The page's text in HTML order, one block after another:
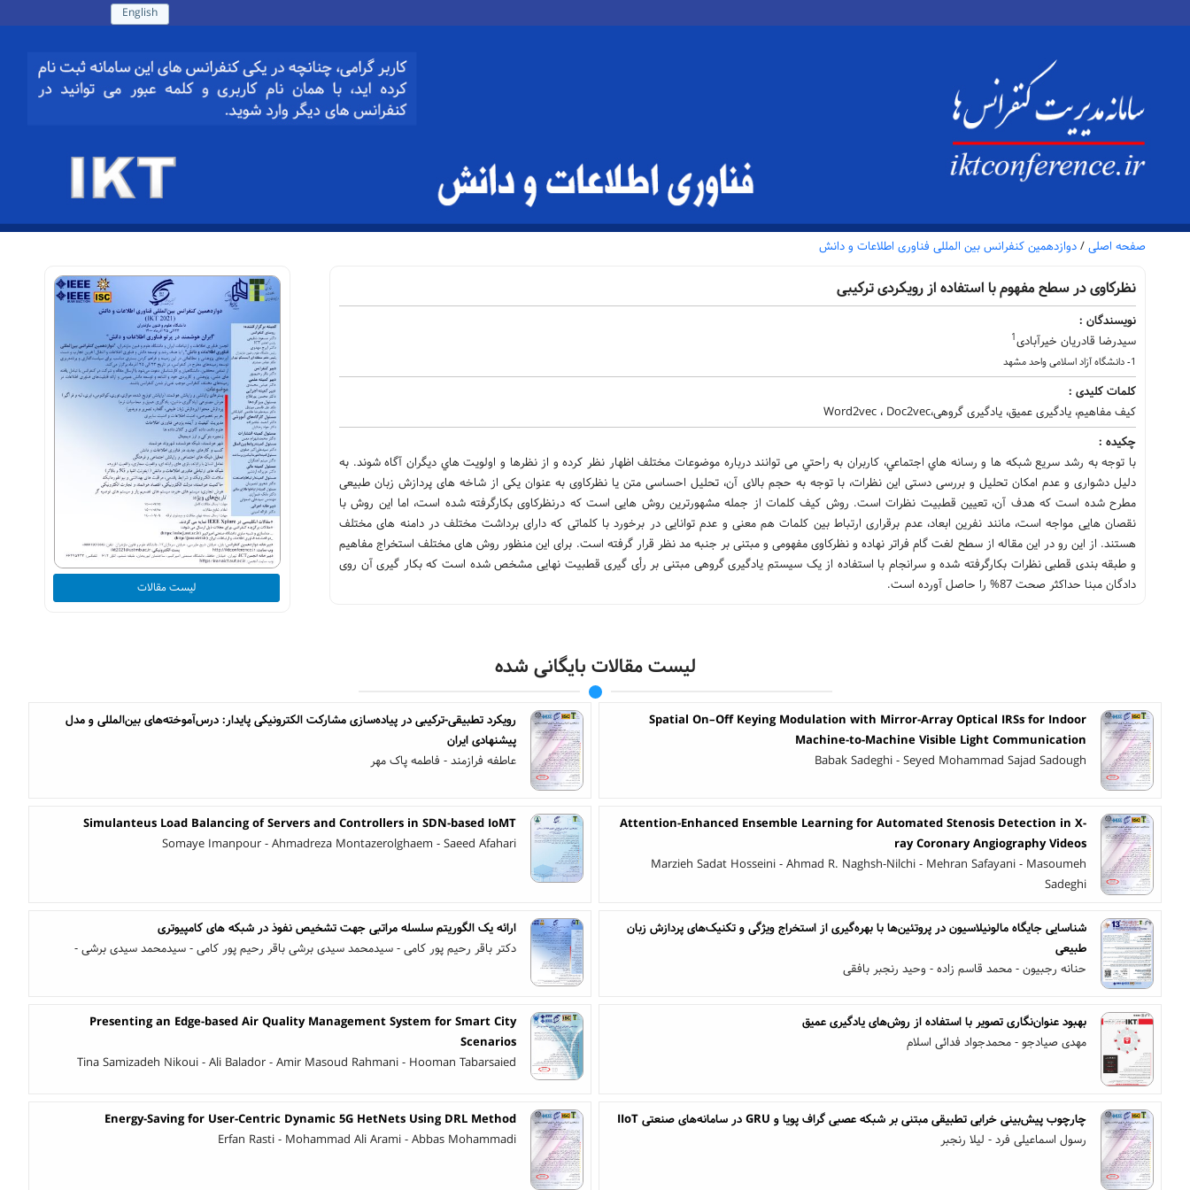
English
صفحه اصلی / دوازدهمین کنفرانس بین المللی فناوری اطلاعات و دانش
نظرکاوی در سطح مفهوم با استفاده از رویکردی ترکیبی
نویسندگان :
سیدرضا قادریان خیرآبادی1
1- دانشگاه آزاد اسلامی واحد مشهد
کلمات کلیدی :
کیف مفاهیم، یادگیری عمیق، یادگیری گروهی،Word2vec ، Doc2vec
چکیده :
با توجه به رشد سريع شبكه ها و رسانه هاي اجتماعي، كاربران به راحتي می توانند درباره موضوعات مختلف اظهار نظر کرده و از نظرها و اولويت هاي دیگران آگاه شوند. به
دلیل دشواری و عدم امکان تحلیل و بررسی دستی این نظرات، با توجه به حجم بالای آن، تحلیل احساسی متن یا نظرکاوی به عنوان یکی از شاخه های پردازش زبان طبیعی
مطرح شده است که هدف آن، تعيين قطبيت نظرات است. روش کیف کلمات از جمله مشهورترین روش هایی است که درنظرکاوی بکارگرفته شده است، اما این روش با
نقصان هایی مواجه است، مانند نفرین ابعاد، عدم برقراری ارتباط بین کلمات هم معنی و عدم توانایی در برخورد با کلماتی که دارای برداشت مختلف در دامنه های مختلف
هستند. از این رو در این مقاله از سطح لغت گام فراتر نهاده و نظرکاوی مفهومی و مبتنی بر جنبه مد نظر قرار گرفته است. برای این منظور روش های مختلف استخراج مفاهیم
و طبقه بندی قطبی نظرات بکارگرفته شده و سرانجام با استفاده از یک سیستم یادگیری گروهی مبتنی بر رأی گیری قطبیت نهایی مشخص شده است که بکار گیری آن روی
دادگان مبنا حداکثر صحت 87% را حاصل آورده است.
لیست مقالات
لیست مقالات بایگانی شده
Spatial On–Off Keying Modulation with Mirror-Array Optical IRSs for Indoor
Machine-to-Machine Visible Light Communication
Babak Sadeghi - Seyed Mohammad Sajad Sadough
رویکرد تطبیقی-ترکیبی در پیاده‌سازی مشارکت الکترونیکی پایدار: درس‌آموخته‌های بین‌المللی و مدل
پیشنهادی ایران
عاطفه فرازمند - فاطمه پاک مهر
Attention-Enhanced Ensemble Learning for Automated Stenosis Detection in X-
ray Coronary Angiography Videos
Marzieh Sadat Hosseini - Ahmad R. Naghsh-Nilchi - Mehran Safayani - Masoumeh
Sadeghi
Simulanteus Load Balancing of Servers and Controllers in SDN-based IoMT
Somaye Imanpour - Ahmadreza Montazerolghaem - Saeed Afahari
شناسایی جایگاه مالونیلاسیون در پروتئین‌ها با بهره‌گیری از استخراج ویژگی و تکنیک‌های پردازش زبان
طبیعی
حنانه رجبیون - محمد قاسم زاده - وحید رنجبر بافقی
ارائه یک الگوریتم سلسله مراتبی جهت تشخیص نفوذ در شبکه های کامپیوتری
دکتر باقر رحیم پور کامی - سیدمحمد سیدی برشی باقر رحیم پور کامی - سیدمحمد سیدی برشی -
بهبود عنوان‌نگاری تصویر با استفاده از روش‌های یادگیری عمیق
مهدی صیادجو - محمدجواد فدائی اسلام
Presenting an Edge-based Air Quality Management System for Smart City
Scenarios
Tina Samizadeh Nikoui - Ali Balador - Amir Masoud Rahmani - Hooman Tabarsaied
چارچوب پیش‌بینی خرابی تطبیقی مبتنی بر شبکه عصبی گراف پویا و GRU در سامانه‌های صنعتی IIoT
رسول اسماعیلی فرد - لیلا رنجبر
Energy-Saving for User-Centric Dynamic 5G HetNets Using DRL Method
Erfan Rasti - Mohammad Ali Arami - Abbas Mohammadi